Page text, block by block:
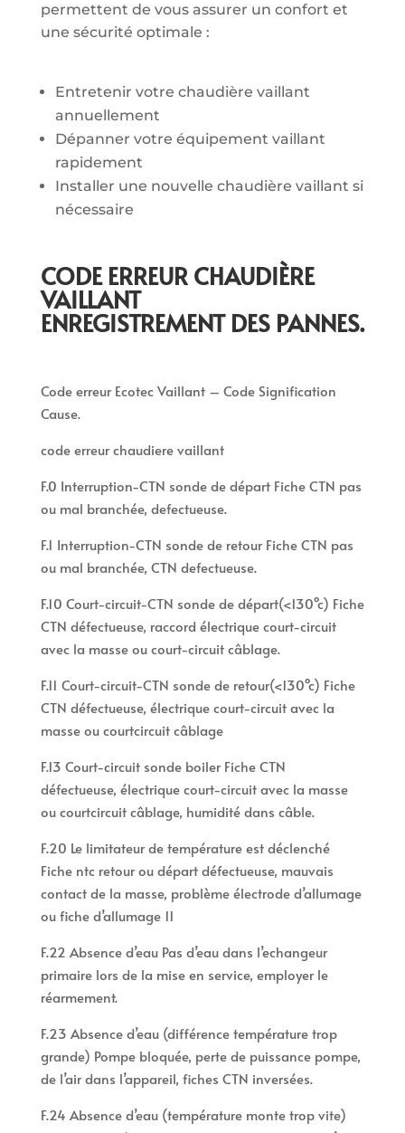
permettent de vous assurer un confort et
une sécurité optimale :
Entretenir votre chaudière vaillant
annuellement
Dépanner votre équipement vaillant
rapidement
Installer une nouvelle chaudière vaillant si
nécessaire
CODE ERREUR CHAUDIÈRE
VAILLANT
ENREGISTREMENT DES PANNES.
Code erreur Ecotec Vaillant – Code Signification
Cause.
code erreur chaudiere vaillant
F.0 Interruption-CTN sonde de départ Fiche CTN pas
ou mal branchée, defectueuse.
F.1 Interruption-CTN sonde de retour Fiche CTN pas
ou mal branchée, CTN defectueuse.
F.10 Court-circuit-CTN sonde de départ(<130°c) Fiche
CTN défectueuse, raccord électrique court-circuit
avec la masse ou court-circuit câblage.
F.11 Court-circuit-CTN sonde de retour(<130°c) Fiche
CTN défectueuse, électrique court-circuit avec la
masse ou courtcircuit câblage
F.13 Court-circuit sonde boiler Fiche CTN
défectueuse, électrique court-circuit avec la masse
ou courtcircuit câblage, humidité dans câble.
F.20 Le limitateur de température est déclenché
Fiche ntc retour ou départ défectueuse, mauvais
contact de la masse, problème électrode d’allumage
ou fiche d’allumage 11
F.22 Absence d’eau Pas d’eau dans l’echangeur
primaire lors de la mise en service, employer le
réarmement.
F.23 Absence d’eau (différence température trop
grande) Pompe bloquée, perte de puissance pompe,
de l’air dans l’appareil, fiches CTN inversées.
F.24 Absence d’eau (température monte trop vite)